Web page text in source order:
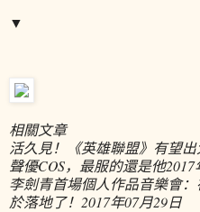
▼
相關文章
活久見！《英雄聯盟》有望
聲優COS，最服的還是他2017
李劍青首場個人作品音樂會
於落地了！ 2017年07月29日